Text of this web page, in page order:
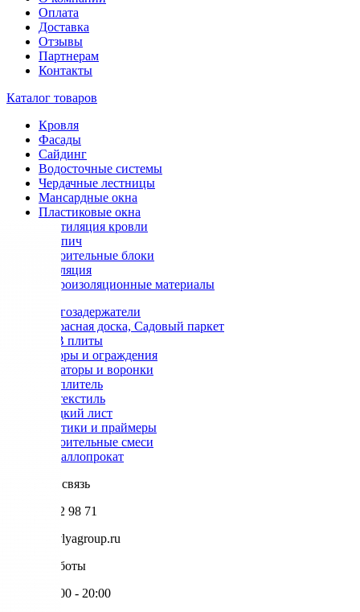
Оплата
Доставка
Отзывы
Партнерам
Контакты
Каталог товаров
Кровля
Фасады
Сайдинг
Водосточные системы
Чердачные лестницы
Мансардные окна
Пластиковые окна
Вентиляция кровли
Кирпич
Строительные блоки
Изоляция
Гидроизоляционные материалы
Снегозадержатели
Террасная доска, Садовый паркет
OSB плиты
Заборы и ограждения
Аэраторы и воронки
Утеплитель
Геотекстиль
Гладкий лист
Мастики и праймеры
Строительные смеси
Металлопрокат
Обратная связь
+7 985 002 98 71
info@krovlyagroup.ru
Режим работы
Пн-Пт: 9:00 - 20:00